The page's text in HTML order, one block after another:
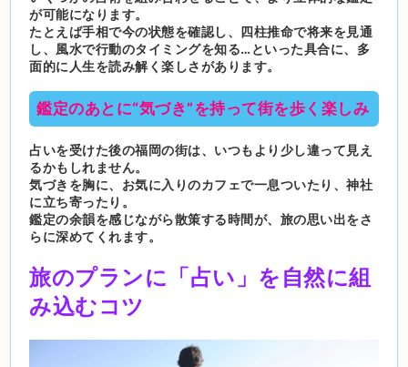
が可能になります。
たとえば手相で今の状態を確認し、四柱推命で将来を見通
し、風水で行動のタイミングを知る…といった具合に、多
面的に人生を読み解く楽しさがあります。
鑑定のあとに“気づき”を持って街を歩く楽しみ
占いを受けた後の福岡の街は、いつもより少し違って見え
るかもしれません。
気づきを胸に、お気に入りのカフェで一息ついたり、神社
に立ち寄ったり。
鑑定の余韻を感じながら散策する時間が、旅の思い出をさ
らに深めてくれます。
旅のプランに「占い」を自然に組
み込むコツ